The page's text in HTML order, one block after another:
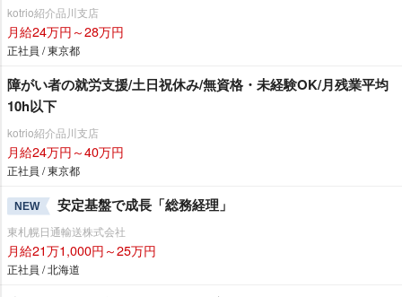
kotrio紹介品川支店
月給24万円～28万円
正社員 / 東京都
障がい者の就労支援/土日祝休み/無資格・未経験OK/月残業平均
10h以下
kotrio紹介品川支店
月給24万円～40万円
正社員 / 東京都
NEW 安定基盤で成長「総務経理」
東札幌日通輸送株式会社
月給21万1,000円～25万円
正社員 / 北海道